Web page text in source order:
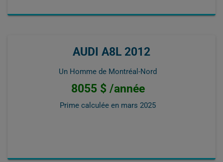
AUDI A8L 2012
Un Homme de Montréal-Nord
8055 $ /année
Prime calculée en mars 2025